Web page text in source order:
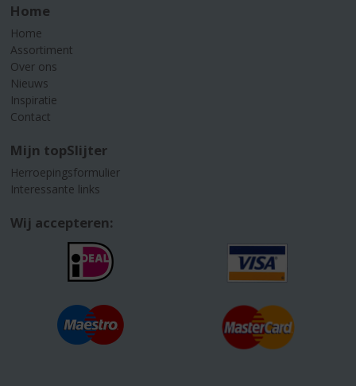
Home
Home
Assortiment
Over ons
Nieuws
Inspiratie
Contact
Mijn topSlijter
Herroepingsformulier
Interessante links
Wij accepteren: